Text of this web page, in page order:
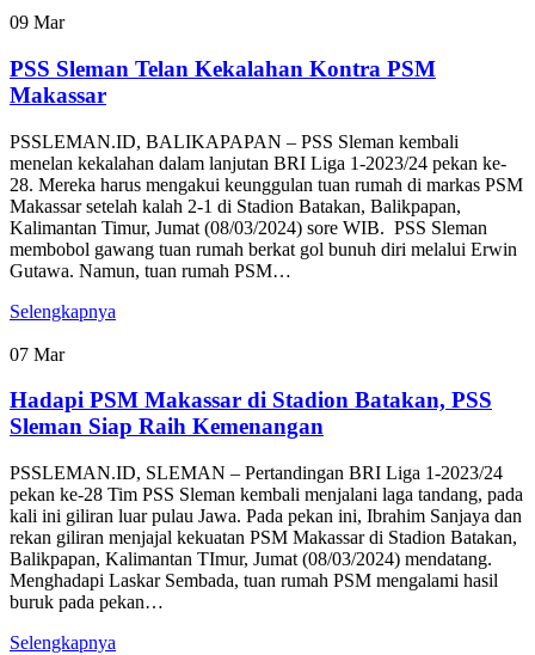
09 Mar
PSS Sleman Telan Kekalahan Kontra PSM
Makassar
PSSLEMAN.ID, BALIKAPAPAN – PSS Sleman kembali
menelan kekalahan dalam lanjutan BRI Liga 1-2023/24 pekan ke-
28. Mereka harus mengakui keunggulan tuan rumah di markas PSM
Makassar setelah kalah 2-1 di Stadion Batakan, Balikpapan,
Kalimantan Timur, Jumat (08/03/2024) sore WIB. PSS Sleman
membobol gawang tuan rumah berkat gol bunuh diri melalui Erwin
Gutawa. Namun, tuan rumah PSM…
Selengkapnya
07 Mar
Hadapi PSM Makassar di Stadion Batakan, PSS
Sleman Siap Raih Kemenangan
PSSLEMAN.ID, SLEMAN – Pertandingan BRI Liga 1-2023/24
pekan ke-28 Tim PSS Sleman kembali menjalani laga tandang, pada
kali ini giliran luar pulau Jawa. Pada pekan ini, Ibrahim Sanjaya dan
rekan giliran menjajal kekuatan PSM Makassar di Stadion Batakan,
Balikpapan, Kalimantan TImur, Jumat (08/03/2024) mendatang.
Menghadapi Laskar Sembada, tuan rumah PSM mengalami hasil
buruk pada pekan…
Selengkapnya